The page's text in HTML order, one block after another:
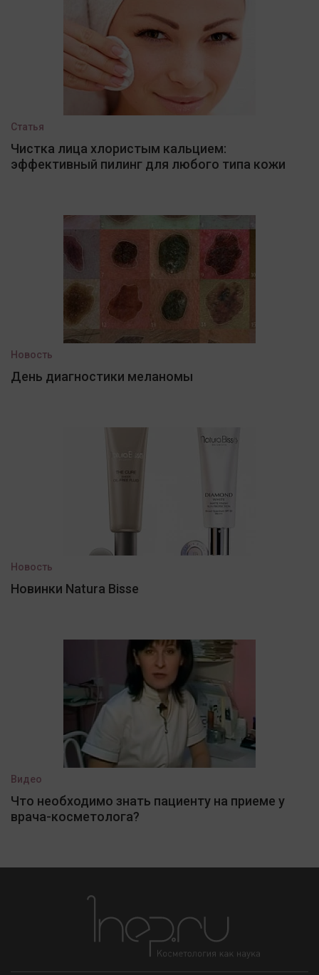
Статья
Чистка лица хлористым кальцием:
эффективный пилинг для любого типа кожи
Новость
День диагностики меланомы
Новость
Новинки Natura Bisse
Видео
Что необходимо знать пациенту на приеме у
врача-косметолога?